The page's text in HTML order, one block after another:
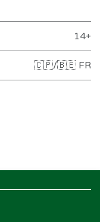
14+
🇨🇵/🇧🇪 FR